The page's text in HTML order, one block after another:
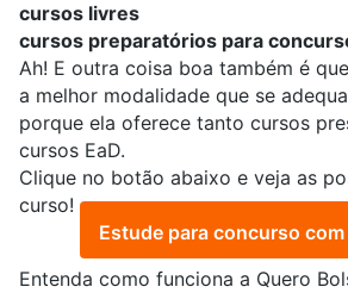
cursos livres
cursos preparatórios para
Ah! E outra coisa boa também é
a melhor modalidade que se
porque ela oferece tanto cursos
cursos EaD.
Clique no botão abaixo e veja as
curso!
Estude para concurso
Entenda como funciona a Quero